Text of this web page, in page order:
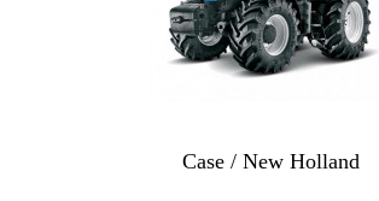
Case / New Holland